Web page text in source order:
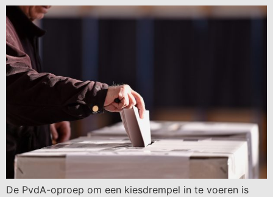
De PvdA-oproep om een kiesdrempel in te voeren is